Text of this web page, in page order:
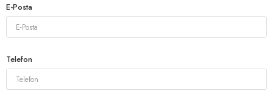
Hediyelik
Yurt Dışı
E-Posta
Telefon